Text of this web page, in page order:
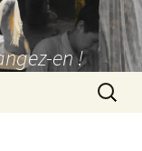
en !